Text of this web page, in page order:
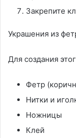
Закрепите
Украшения из
Для создания
Фетр
Нитки и
Ножницы
Клей